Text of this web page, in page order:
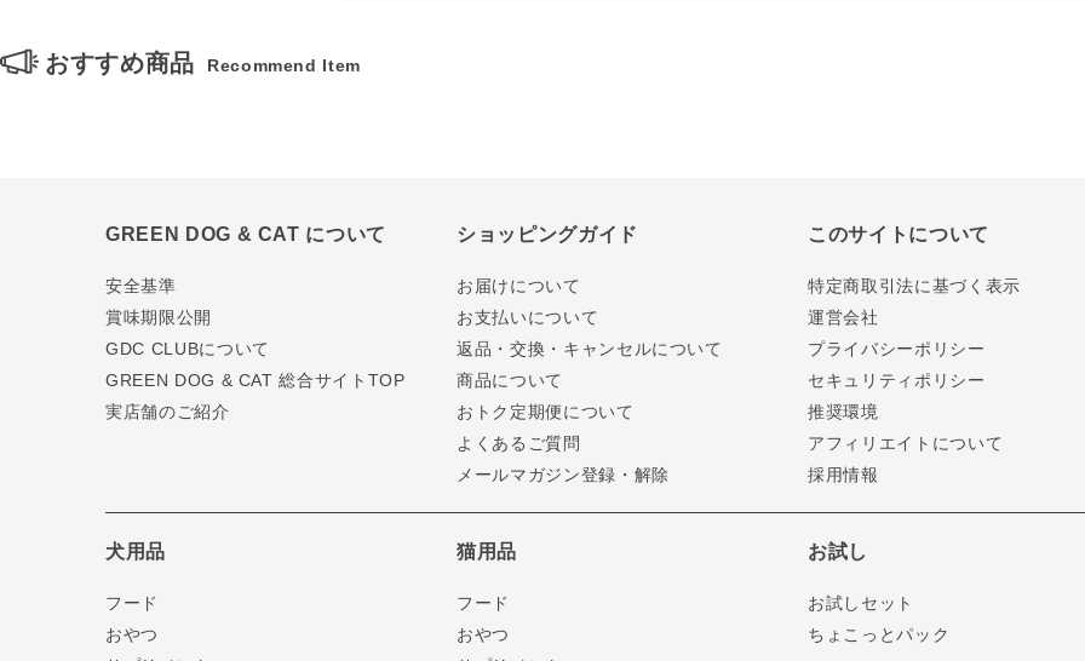
おすすめ商品 Recommend Item
GREEN DOG & CAT について
安全基準
賞味期限公開
GDC CLUBについて
GREEN DOG & CAT 総合サイトTOP
実店舗のご紹介
ショッピングガイド
お届けについて
お支払いについて
返品・交換・キャンセルについて
商品について
おトク定期便について
よくあるご質問
メールマガジン登録・解除
このサイトについて
特定商取引法に基づく表示
運営会社
プライバシーポリシー
セキュリティポリシー
推奨環境
アフィリエイトについて
採用情報
犬用品
フード
おやつ
猫用品
フード
おやつ
お試し
お試しセット
ちょこっとパック